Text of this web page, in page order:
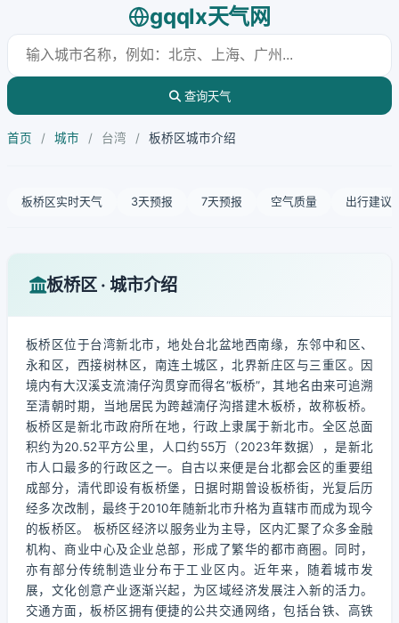
gqqlx天气网
查询天气
首页 / 城市 / 台湾 / 板桥区城市介绍
板桥区实时天气 3天预报 7天预报 空气质量 出行建议
板桥区 · 城市介绍
板桥区位于台湾新北市，地处台北盆地西南缘，东邻中和区、
永和区，西接树林区，南连土城区，北界新庄区与三重区。因
境内有大汉溪支流湳仔沟贯穿而得名“板桥”，其地名由来可追溯
至清朝时期，当地居民为跨越湳仔沟搭建木板桥，故称板桥。
板桥区是新北市政府所在地，行政上隶属于新北市。全区总面
积约为20.52平方公里，人口约55万（2023年数据），是新北
市人口最多的行政区之一。自古以来便是台北都会区的重要组
成部分，清代即设有板桥堡，日据时期曾设板桥街，光复后历
经多次改制，最终于2010年随新北市升格为直辖市而成为现今
的板桥区。 板桥区经济以服务业为主导，区内汇聚了众多金融
机构、商业中心及企业总部，形成了繁华的都市商圈。同时，
亦有部分传统制造业分布于工业区内。近年来，随着城市发
展，文化创意产业逐渐兴起，为区域经济发展注入新的活力。
交通方面，板桥区拥有便捷的公共交通网络，包括台铁、高铁